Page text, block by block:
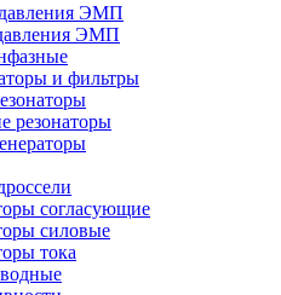
ЭМП
ЭМП
и фильтры
резонаторы
согласующие
силовые
тока